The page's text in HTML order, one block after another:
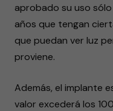
aprobado su uso
años que tengan
que puedan ver luz
proviene.
Además, el implante
valor excederá los